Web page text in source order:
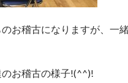
お稽古になりますが、一
お稽古の様子!(^^)!